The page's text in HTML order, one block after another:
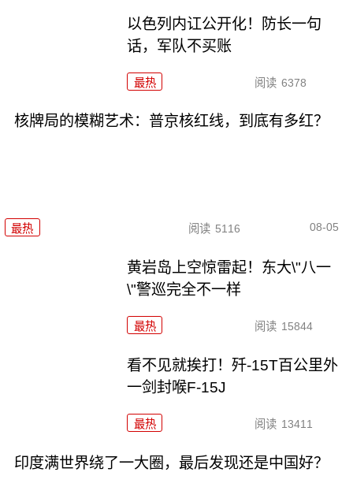
以色列内讧公开化！防长一句
话，军队不买账
最热 阅读 6378
核牌局的模糊艺术：普京核红线，到底有多红？
最热 阅读 5116 08-05
黄岩岛上空惊雷起！东大\"八一
\"警巡完全不一样
最热 阅读 15844
看不见就挨打！歼-15T百公里外
一剑封喉F-15J
最热 阅读 13411
印度满世界绕了一大圈，最后发现还是中国好？